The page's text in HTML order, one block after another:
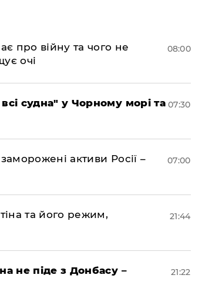
про війну та чого не
очі
08:00
судна" у Чорному морі та 07:30
активи Росії –
07:00
та його режим,
21:44
не піде з Донбасу –
21:22